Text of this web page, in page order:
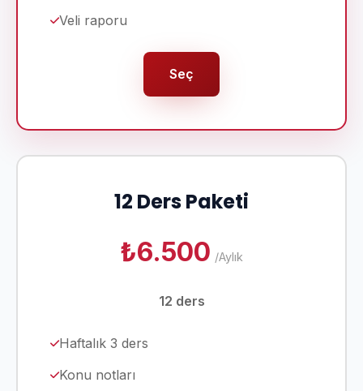
Veli raporu
Seç
12 Ders Paketi
₺6.500 /Aylık
12 ders
Haftalık 3 ders
Konu notları